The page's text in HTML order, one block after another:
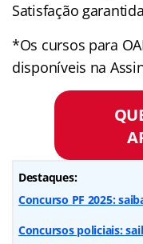
Satisfação
*Os cursos para
disponíveis na
Destaques:
Concurso PF 2025:
Concursos policiais: